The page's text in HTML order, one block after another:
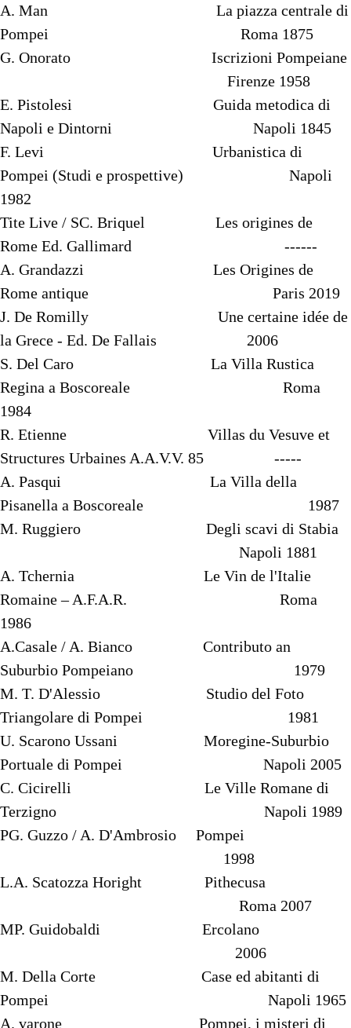
A. Man La piazza centrale di
Pompei Roma 1875
G. Onorato Iscrizioni Pompeiane
Firenze 1958
E. Pistolesi Guida metodica di
Napoli e Dintorni Napoli 1845
F. Levi Urbanistica di
Pompei (Studi e prospettive) Napoli
1982
Tite Live / SC. Briquel Les origines de
Rome Ed. Gallimard ------
A. Grandazzi Les Origines de
Rome antique Paris 2019
J. De Romilly Une certaine idée de
la Grece - Ed. De Fallais 2006
S. Del Caro La Villa Rustica
Regina a Boscoreale Roma
1984
R. Etienne Villas du Vesuve et
Structures Urbaines A.A.V.V. 85 -----
A. Pasqui La Villa della
Pisanella a Boscoreale 1987
M. Ruggiero Degli scavi di Stabia
Napoli 1881
A. Tchernia Le Vin de l'Italie
Romaine – A.F.A.R. Roma
1986
A.Casale / A. Bianco Contributo an
Suburbio Pompeiano 1979
M. T. D'Alessio Studio del Foto
Triangolare di Pompei 1981
U. Scarono Ussani Moregine-Suburbio
Portuale di Pompei Napoli 2005
C. Cicirelli Le Ville Romane di
Terzigno Napoli 1989
PG. Guzzo / A. D'Ambrosio Pompei
1998
L.A. Scatozza Horight Pithecusa
Roma 2007
MP. Guidobaldi Ercolano
2006
M. Della Corte Case ed abitanti di
Pompei Napoli 1965
A. varone Pompei, i misteri di